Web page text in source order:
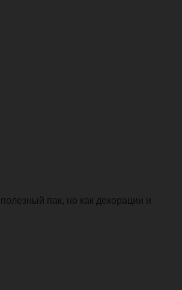
пак, но как декорации и